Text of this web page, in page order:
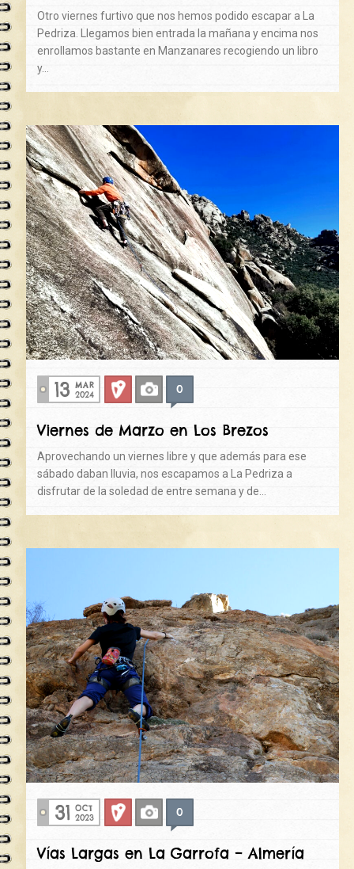
Otro viernes furtivo que nos hemos podido escapar a La
Pedriza. Llegamos bien entrada la mañana y encima nos
enrollamos bastante en Manzanares recogiendo un libro
y…
Deportiva
Fotos
13 MAR
2024 0
Viernes de Marzo en Los Brezos
Aprovechando un viernes libre y que además para ese
sábado daban lluvia, nos escapamos a La Pedriza a
disfrutar de la soledad de entre semana y de…
Deportiva
Fotos
31 OCT
2023 0
Vías Largas en La Garrofa – Almería